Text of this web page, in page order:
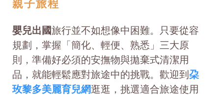
嬰兒出國旅行並不如想像中困難。只要從容
規劃，掌握「簡化、輕便、熟悉」三大原
則，準備好必須的安撫物與拋棄式清潔用
品，就能輕鬆應對旅途中的挑戰。歡迎到朶
玫黎多美麗育兒網逛逛，挑選適合旅途使用